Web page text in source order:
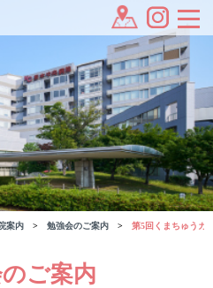
案内 勉強会のご案内 第5回くまちゅうカ
ご案内